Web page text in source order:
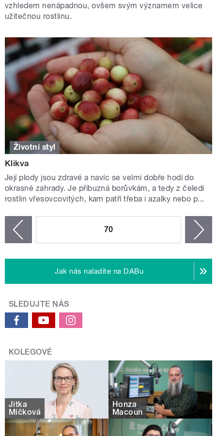
vzhledem nenápadnou, ovšem svým významem velice
užitečnou rostlinu.
Životní styl
Klikva
Její plody jsou zdravé a navíc se velmi dobře hodí do
okrasné zahrady. Je příbuzná borůvkám, a tedy z čeledi
rostlin vřesovcovitých, kam patří třeba i azalky nebo p...
70
Jak nás naladíte na DABu
SLEDUJTE NÁS
KOLEGOVÉ
Jitka
Míčková
Honza
Macoun